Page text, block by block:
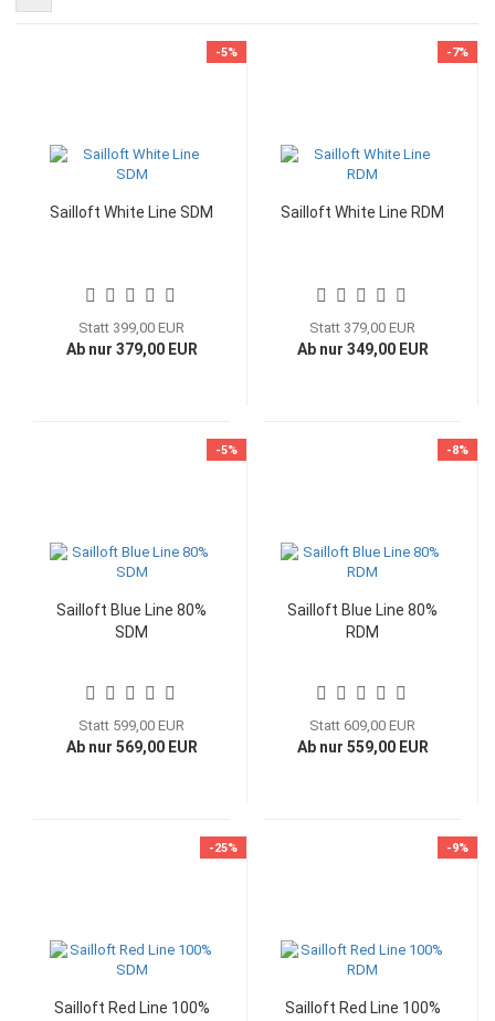
-5%
Sailloft White Line SDM
Statt 399,00 EUR
Ab nur 379,00 EUR
-7%
Sailloft White Line RDM
Statt 379,00 EUR
Ab nur 349,00 EUR
-5%
Sailloft Blue Line 80%
SDM
Statt 599,00 EUR
Ab nur 569,00 EUR
-8%
Sailloft Blue Line 80%
RDM
Statt 609,00 EUR
Ab nur 559,00 EUR
-25%
Sailloft Red Line 100%
-9%
Sailloft Red Line 100%